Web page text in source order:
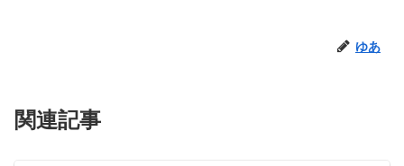
ゆあ
関連記事